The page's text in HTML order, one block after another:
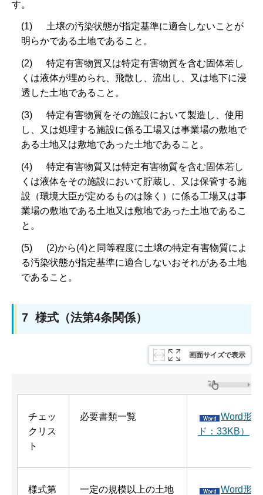
す。
(1) 土壌の汚染状態が指定基準に適合しないことが
明らかである土地であること。
(2) 特定有害物質又は特定有害物質を含む固体若し
くは液体が埋められ、飛散し、流出し、又は地下に浸
透した土地であること。
(3) 特定有害物質をその施設において製造し、使用
し、又は処理する施設に係る工場又は事業場の敷地で
ある土地又は敷地であった土地であること。
(4) 特定有害物質又は特定有害物質を含む固体若し
くは液体をその施設において貯蔵し、又は保管する施
設（環境大臣が定めるものは除く）に係る工場又は事
業場の敷地である土地又は敷地であった土地であるこ
と。
(5) (2)から(4)と同等程度に土壌の特定有害物質によ
る汚染状態が指定基準に適合しないおそれがある土地
であること。
7 様式（法第4条関係）
画面サイズで表示
チェッ
クリス
ト
必要書類一覧
Word形
ド：33KB）
様式第
一定の規模以上の土地
Word形